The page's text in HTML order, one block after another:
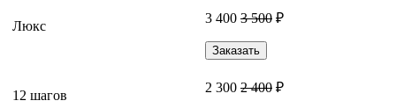
Люкс
3 400 3 500 ₽
Заказать
12 шагов
2 300 2 400 ₽